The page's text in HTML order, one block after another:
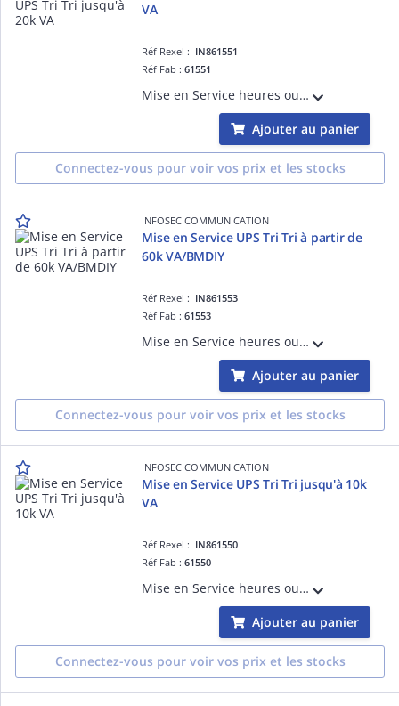
VA
Réf Rexel : IN861551
Réf Fab :61551
Mise en Service heures ouvrées Onduleur Tri Tri jusqu'à 20k VA Hors Manutention, Enlèvement, Recyclage sur toutes les refs
Ajouter au panier
Connectez-vous pour voir vos prix et les stocks
INFOSEC COMMUNICATION
Mise en Service UPS Tri Tri à partir de
60k VA/BMDIY
Réf Rexel : IN861553
Réf Fab :61553
Mise en Service heures ouvrées Onduleur Tri Tri à partir de 60k VA/BMDIY Hors Manutention, Enlèvement, Recyclage sur toutes les refs
Ajouter au panier
Connectez-vous pour voir vos prix et les stocks
INFOSEC COMMUNICATION
Mise en Service UPS Tri Tri jusqu'à 10k
VA
Réf Rexel : IN861550
Réf Fab :61550
Mise en Service heures ouvrées Onduleur Tri Tri jusqu'à 10k VA Hors Manutention, Enlèvement, Recyclage sur toutes les refs
Ajouter au panier
Connectez-vous pour voir vos prix et les stocks